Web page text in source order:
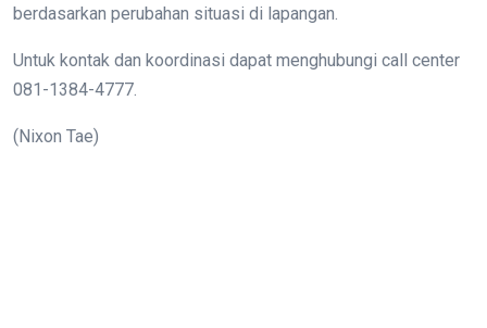
berdasarkan perubahan situasi di lapangan.
Untuk kontak dan koordinasi dapat menghubungi call center
081-1384-4777.
(Nixon Tae)